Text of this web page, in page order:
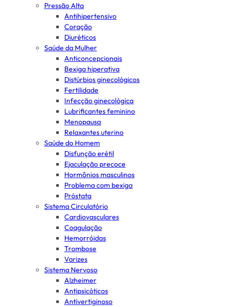
Pressão Alta
Antihipertensivo
Coração
Diuréticos
Saúde da Mulher
Anticoncepcionais
Bexiga hiperativa
Distúrbios ginecológicos
Fertilidade
Infecção ginecológica
Lubrificantes feminino
Menopausa
Relaxantes uterino
Saúde do Homem
Disfunção erétil
Ejaculação precoce
Hormônios masculinos
Problema com bexiga
Próstata
Sistema Circulatório
Cardiovasculares
Coagulação
Hemorróidas
Trombose
Varizes
Sistema Nervoso
Alzheimer
Antipsicóticos
Antivertiginoso